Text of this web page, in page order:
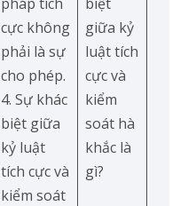
cực không
phải là sự
cho phép.
4. Sự khác
biệt giữa
kỷ luật
tích cực và
kiểm soát
giữa kỷ
luật tích
cực và
kiểm
soát hà
khắc là
gì?